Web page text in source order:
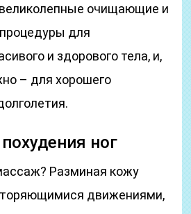
очищающие и
для
и здорового тела, и,
– для хорошего
ног
Разминая кожу
движениями,